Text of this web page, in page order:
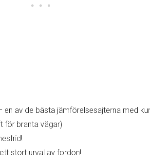
en av de bästa jämförelsesajterna med
för branta vägar)
stort urval av fordon!